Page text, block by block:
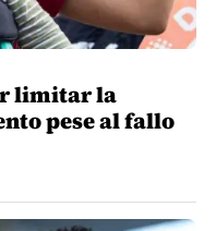
limitar la
pese al fallo